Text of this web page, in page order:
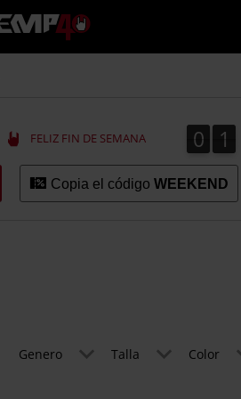
EMP
-
Música,
Merch
Ropa
Alternativa
FELIZ FIN DE SEMANA 0
0 1
1
Copia el código WEEKEND
Genero Talla Color